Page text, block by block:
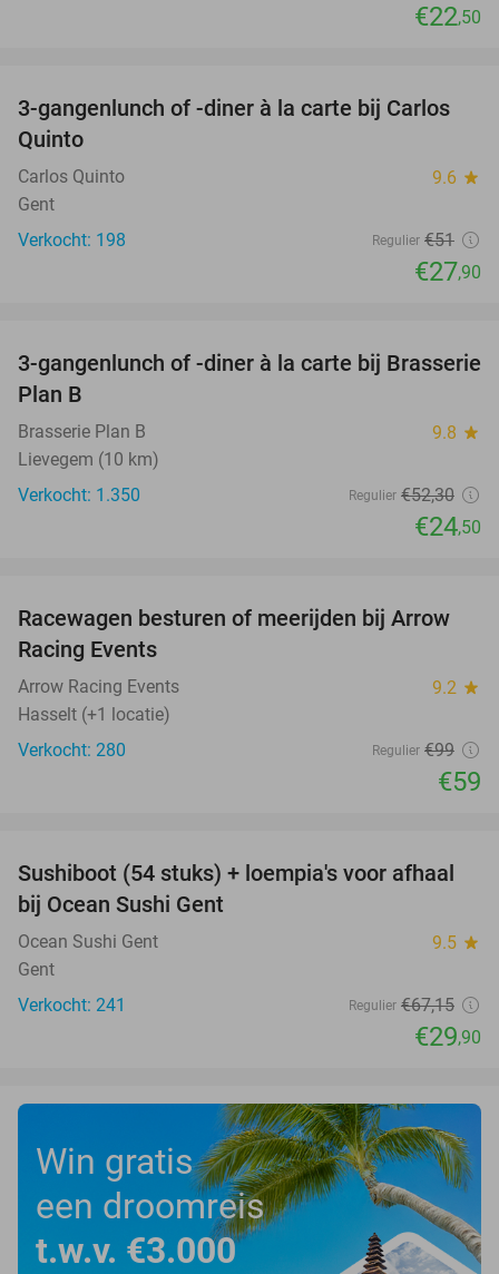
€22,50
45%
3-gangenlunch of -diner à la carte bij Carlos
Quinto
Carlos Quinto 9.6 star
Gent
Verkocht: 198
Regulier €51
€27,90
53%
SOLD
OUT
3-gangenlunch of -diner à la carte bij Brasserie
Plan B
Brasserie Plan B 9.8 star
Lievegem (10 km)
Verkocht: 1.350
Regulier €52,30
€24,50
40%
Racewagen besturen of meerijden bij Arrow
Racing Events
Arrow Racing Events 9.2 star
Hasselt (+1 locatie)
Verkocht: 280
Regulier €99
€59
55%
Sushiboot (54 stuks) + loempia's voor afhaal
bij Ocean Sushi Gent
Ocean Sushi Gent 9.5 star
Gent
Verkocht: 241
Regulier €67,15
€29,90
Win gratis
een droomreis
t.w.v. €3.000